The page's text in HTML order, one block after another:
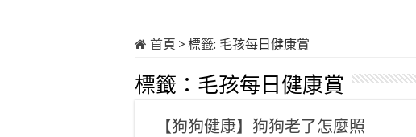
首頁 > 標籤: 毛孩每日健康賞
標籤： 毛孩每日健康賞
【狗狗健康】狗狗老了怎麼照